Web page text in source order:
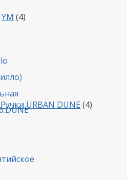
YM 44
Ручки URBAN DUNE 4